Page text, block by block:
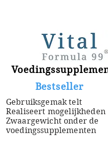
​ Bestseller
Gebruiksgemak telt
Realiseert mogelijkheden
Zwaargewicht onder de
voedingssupplementen